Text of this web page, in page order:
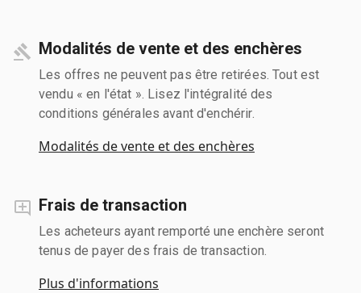
Modalités de vente et des enchères
Les offres ne peuvent pas être retirées. Tout est
vendu « en l'état ». Lisez l'intégralité des
conditions générales avant d'enchérir.
Modalités de vente et des enchères
Frais de transaction
Les acheteurs ayant remporté une enchère seront
tenus de payer des frais de transaction.
Plus d'informations